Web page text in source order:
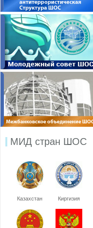
МИД стран ШОС
Казахстан Киргизия